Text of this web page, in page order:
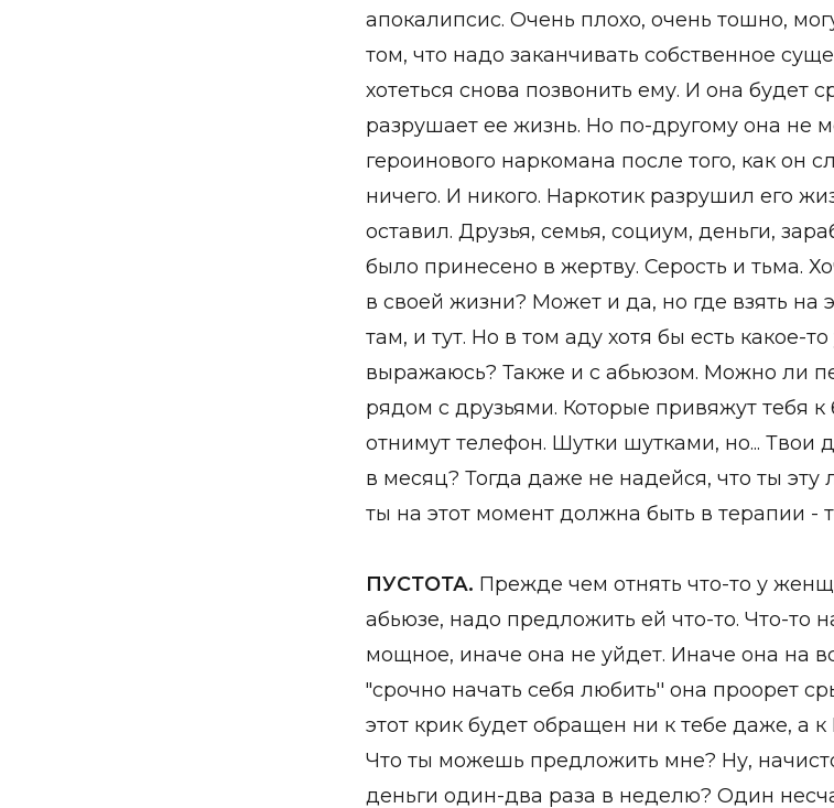
апокалипсис. Очень плохо, очень тошно,
том, что надо заканчивать собственное
хотеться снова позвонить ему. И она будет
разрушает ее жизнь. Но по-другому она не
героинового наркомана после того, как он
ничего. И никого. Наркотик разрушил его
оставил. Друзья, семья, социум, деньги,
было принесено в жертву. Серость и тьма.
в своей жизни? Может и да, но где взять на
там, и тут. Но в том аду хотя бы есть какое-
выражаюсь? Также и с абьюзом. Можно ли
рядом с друзьями. Которые привяжут тебя к
отнимут телефон. Шутки шутками, но... Твои
в месяц? Тогда даже не надейся, что ты
ты на этот момент должна быть в терапии -
ПУСТОТА. Прежде чем отнять что-то у
абьюзе, надо предложить ей что-то. Что-то
мощное, иначе она не уйдет. Иначе она на
"срочно начать себя любить'' она проорет
этот крик будет обращен ни к тебе даже, а
Что ты можешь предложить мне? Ну,
деньги один-два раза в неделю? Один